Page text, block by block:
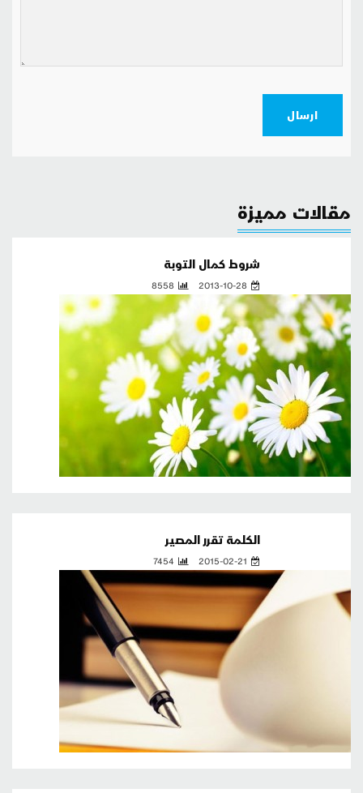
ارسال
مقالات مميزة
شروط كمال التوبة
2013-10-28
8558
الكلمة تقرر المصير
2015-02-21
7454